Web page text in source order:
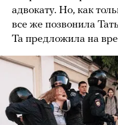
адвокату. Но, как
все же позвонила
Та предложила на